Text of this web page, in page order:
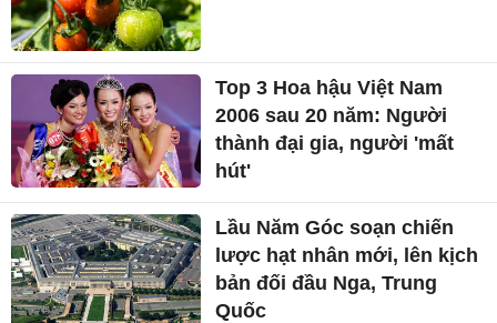
Top 3 Hoa hậu Việt Nam
2006 sau 20 năm: Người
thành đại gia, người 'mất
hút'
Lầu Năm Góc soạn chiến
lược hạt nhân mới, lên kịch
bản đối đầu Nga, Trung
Quốc